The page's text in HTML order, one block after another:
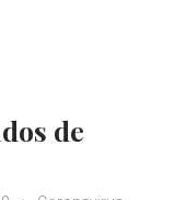
de